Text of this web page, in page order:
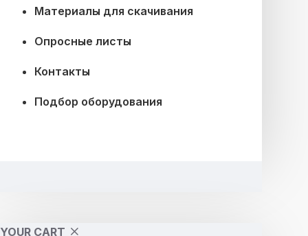
Материалы для скачивания
Опросные листы
Контакты
Подбор оборудования
YOUR CART